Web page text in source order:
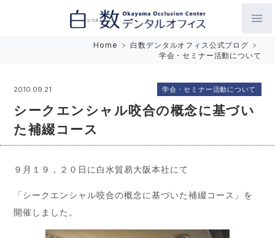
Home > 白数デンタルオフィス公式ブログ >
学会・セミナー活動について
2010.09.21
シークエンシャル咬合の概念に基づい
た補綴コース
学会・セミナー活動について
９月１９，２０日に白水貿易大阪本社にて
「シークエンシャル咬合の概念に基づいた補綴コース」を
開催しました。